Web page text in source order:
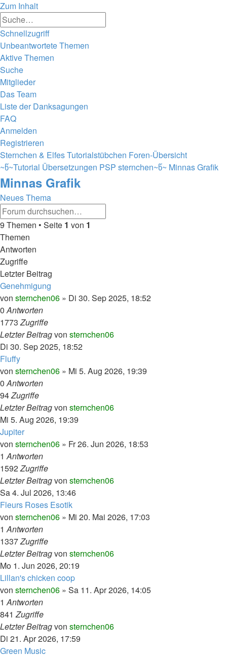
Zum Inhalt
Schnellzugriff
Unbeantwortete Themen
Aktive Themen
Suche
Mitglieder
Das Team
Liste der Danksagungen
FAQ
Anmelden
Registrieren
Sternchen & Elfes Tutorialstübchen Foren-Übersicht
~წ~Tutorial Übersetzungen PSP sternchen~წ~ Minnas Grafik
Minnas Grafik
Neues Thema
9 Themen • Seite 1 von 1
Themen
Antworten
Zugriffe
Letzter Beitrag
Genehmigung
von sternchen06 » Di 30. Sep 2025, 18:52
0Antworten
1773Zugriffe
Letzter Beitragvon sternchen06
Di 30. Sep 2025, 18:52
Fluffy
von sternchen06 » Mi 5. Aug 2026, 19:39
0Antworten
94Zugriffe
Letzter Beitragvon sternchen06
Mi 5. Aug 2026, 19:39
Jupiter
von sternchen06 » Fr 26. Jun 2026, 18:53
1Antworten
1592Zugriffe
Letzter Beitragvon sternchen06
Sa 4. Jul 2026, 13:46
Fleurs Roses Esotik
von sternchen06 » Mi 20. Mai 2026, 17:03
1Antworten
1337Zugriffe
Letzter Beitragvon sternchen06
Mo 1. Jun 2026, 20:19
Lillan's chicken coop
von sternchen06 » Sa 11. Apr 2026, 14:05
1Antworten
841Zugriffe
Letzter Beitragvon sternchen06
Di 21. Apr 2026, 17:59
Green Music